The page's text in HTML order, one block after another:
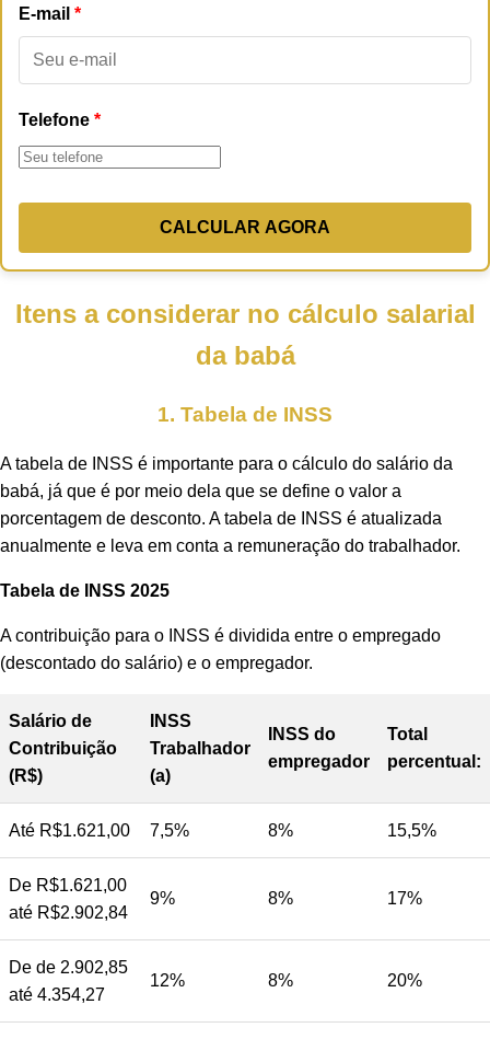
E-mail
Telefone
CALCULAR AGORA
Itens a considerar no cálculo salarial
da babá
1. Tabela de INSS
A tabela de INSS é importante para o cálculo do salário da
babá, já que é por meio dela que se define o valor a
porcentagem de desconto. A tabela de INSS é atualizada
anualmente e leva em conta a remuneração do trabalhador.
Tabela de INSS 2025
A contribuição para o INSS é dividida entre o empregado
(descontado do salário) e o empregador.
Salário de
Contribuição
(R$)
INSS
Trabalhador
(a)
INSS do
empregador
Total
percentual:
Até R$1.621,00 7,5% 8% 15,5%
De R$1.621,00
até R$2.902,84
9% 8% 17%
De de 2.902,85
até 4.354,27
12% 8% 20%